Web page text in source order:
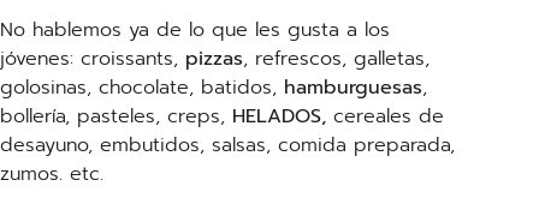
No hablemos ya de lo que les gusta a los
jóvenes: croissants, pizzas, refrescos, galletas,
golosinas, chocolate, batidos, hamburguesas,
bollería, pasteles, creps, HELADOS, cereales de
desayuno, embutidos, salsas, comida preparada,
zumos. etc.